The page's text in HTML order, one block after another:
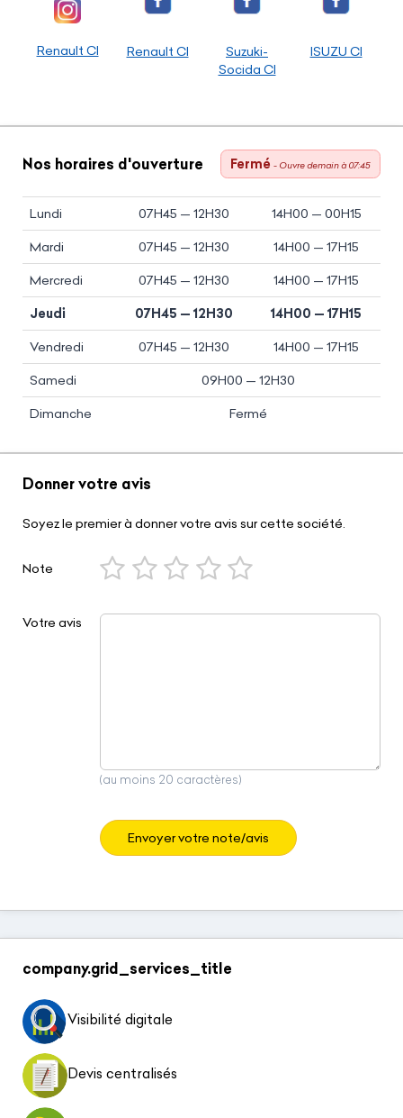
Renault CI Renault CI
Suzuki-
Socida CI
ISUZU CI
Nos horaires d'ouverture Fermé - Ouvre demain à 07:45
Lundi 07H45 — 12H30 14H00 — 00H15
Mardi 07H45 — 12H30 14H00 — 17H15
Mercredi 07H45 — 12H30 14H00 — 17H15
Jeudi 07H45 — 12H30 14H00 — 17H15
Vendredi 07H45 — 12H30 14H00 — 17H15
Samedi 09H00 — 12H30
Dimanche Fermé
Donner votre avis
Soyez le premier à donner votre avis sur cette société.
Note
Votre avis
(au moins 20 caractères)
Envoyer votre note/avis
company.grid_services_title
Visibilité digitale
Devis centralisés